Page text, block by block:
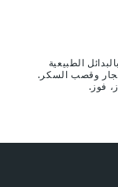
الطبيعية
وقصب السكر.
فوز.